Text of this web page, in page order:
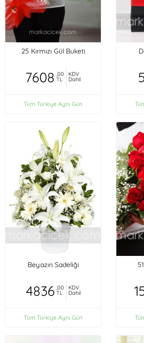
25 Kırmızı Gül Buketi
7608 ,00
TL
KDV
Dahil
Tüm Türkiye Aynı Gün
Beyazın Sadeliği
4836 ,00
TL
KDV
Dahil
Tüm Türkiye Aynı Gün